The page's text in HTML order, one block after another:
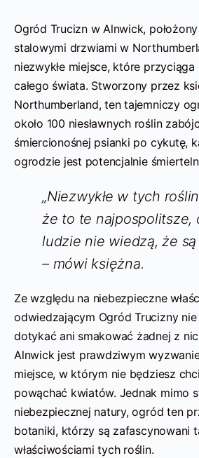
Ogród Trucizn w Alnwick,
stalowymi drzwiami w
niezwykłe miejsce, które
całego świata. Stworzony przez
Northumberland, ten tajemniczy
około 100 niesławnych roślin
śmiercionośnej psianki po cykutę,
ogrodzie jest potencjalnie
„Niezwykłe w tych
że to te najpospolitsze,
ludzie nie wiedzą, że są
– mówi księżna.
Ze względu na niebezpieczne
odwiedzającym Ogród Trucizny
dotykać ani smakować żadnej z
Alnwick jest prawdziwym
miejsce, w którym nie będziesz
powąchać kwiatów. Jednak mimo
niebezpiecznej natury, ogród ten
botaniki, którzy są zafascynowani
właściwościami tych roślin.